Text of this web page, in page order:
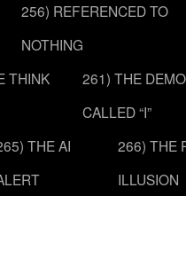
256) REFERENCED TO
NOTHING
THINK
261) THE
CALLED “I”
THE AI
266) THE
ILLUSION